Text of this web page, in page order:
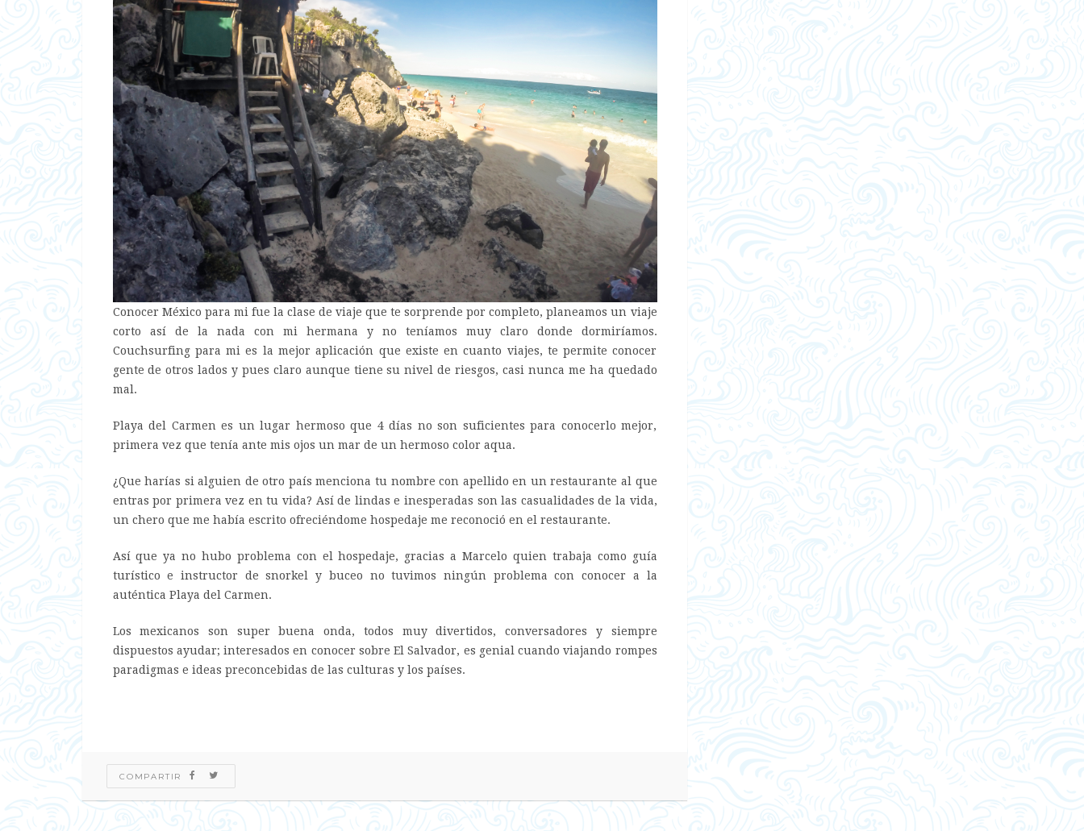
Conocer México para mi fue la clase de viaje que te sorprende por completo, planeamos un viaje
corto así de la nada con mi hermana y no teníamos muy claro donde dormiríamos.
Couchsurfing para mi es la mejor aplicación que existe en cuanto viajes, te permite conocer
gente de otros lados y pues claro aunque tiene su nivel de riesgos, casi nunca me ha quedado
mal.
Playa del Carmen es un lugar hermoso que 4 días no son suficientes para conocerlo mejor,
primera vez que tenía ante mis ojos un mar de un hermoso color aqua.
¿Que harías si alguien de otro país menciona tu nombre con apellido en un restaurante al que
entras por primera vez en tu vida? Así de lindas e inesperadas son las casualidades de la vida,
un chero que me había escrito ofreciéndome hospedaje me reconoció en el restaurante.
Así que ya no hubo problema con el hospedaje, gracias a Marcelo quien trabaja como guía
turístico e instructor de snorkel y buceo no tuvimos ningún problema con conocer a la
auténtica Playa del Carmen.
Los mexicanos son super buena onda, todos muy divertidos, conversadores y siempre
dispuestos ayudar; interesados en conocer sobre El Salvador, es genial cuando viajando rompes
paradigmas e ideas preconcebidas de las culturas y los países.
COMPARTIR